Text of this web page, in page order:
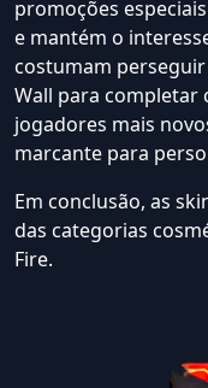
promoções
e mantém o
costumam
Wall para completar
jogadores mais
marcante para
Em conclusão, as
das categorias
Fire.